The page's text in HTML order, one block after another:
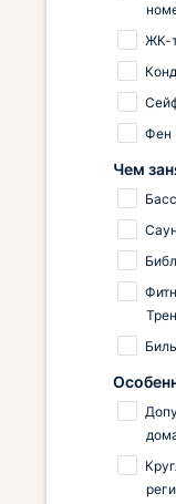
ЖК-
Фен
Чем